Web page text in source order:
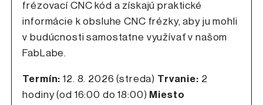
frézovací CNC kód a získajú praktické
informácie k obsluhe CNC frézky, aby ju mohli
v budúcnosti samostatne využívať v našom
FabLabe.
Termín: 12. 8. 2026 (streda) Trvanie: 2
hodiny (od 16:00 do 18:00) Miesto